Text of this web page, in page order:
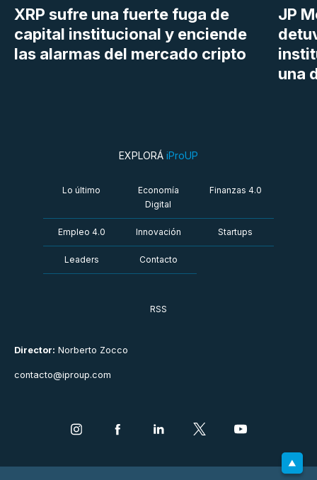
XRP sufre una fuerte fuga de
capital institucional y enciende
las alarmas del mercado cripto
JP
una
Director: Norberto Zocco
contacto@iproup.com
EXPLORÁ iProUP
Lo último
Economía
Digital
Finanzas 4.0
Empleo 4.0 Innovación Startups
Leaders Contacto
RSS